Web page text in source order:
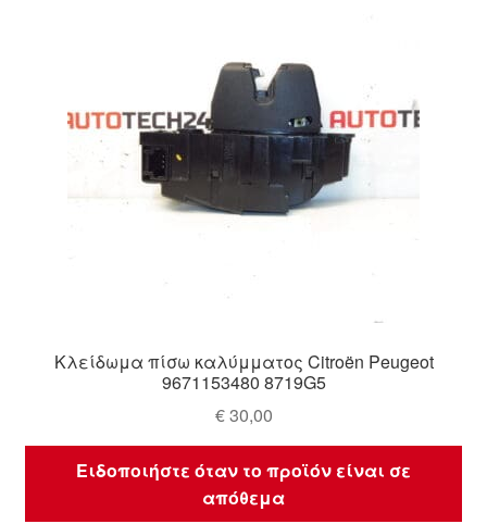
Κλείδωμα πίσω καλύμματος Citroën Peugeot
9671153480 8719G5
€30,00
Ειδοποιήστε όταν το προϊόν είναι σε
απόθεμα